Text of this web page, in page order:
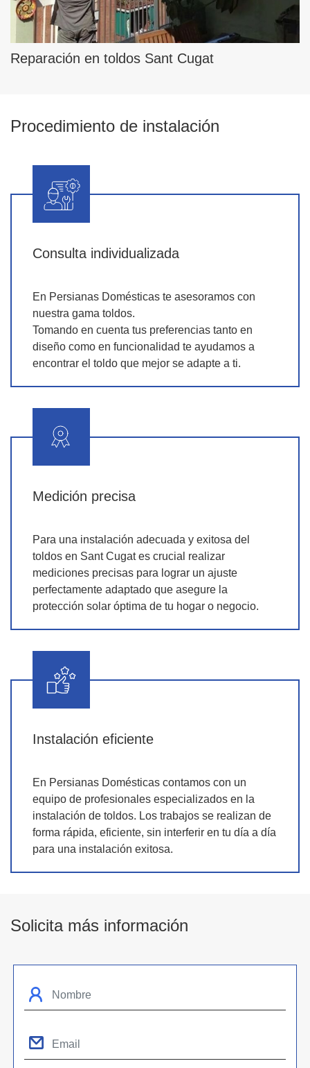
Reparación en toldos Sant Cugat
Procedimiento de instalación
Consulta individualizada
En Persianas Domésticas te asesoramos con
nuestra gama toldos.
Tomando en cuenta tus preferencias tanto en
diseño como en funcionalidad te ayudamos a
encontrar el toldo que mejor se adapte a ti.
Medición precisa
Para una instalación adecuada y exitosa del
toldos en Sant Cugat es crucial realizar
mediciones precisas para lograr un ajuste
perfectamente adaptado que asegure la
protección solar óptima de tu hogar o negocio.
Instalación eficiente
En Persianas Domésticas contamos con un
equipo de profesionales especializados en la
instalación de toldos. Los trabajos se realizan de
forma rápida, eficiente, sin interferir en tu día a día
para una instalación exitosa.
Solicita más información